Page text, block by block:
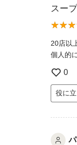
スー
20店以
個人的
0
役に